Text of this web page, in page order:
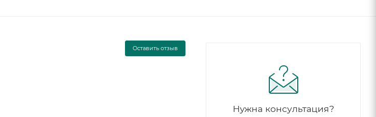
Оставить отзыв
Нужна консультация?